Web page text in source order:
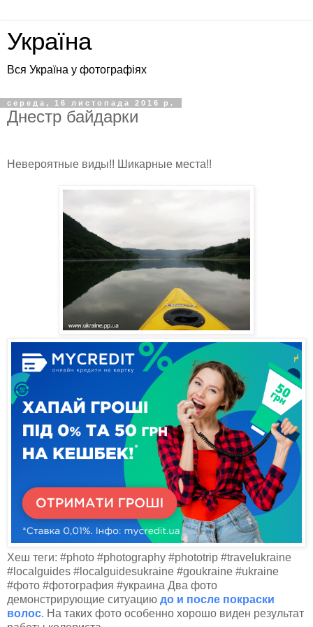
Україна
Вся Україна у фотографіях
середа, 16 листопада 2016 р.
Днестр байдарки
Невероятные виды!! Шикарные места!!
Хеш теги: #photo #photography #phototrip #travelukraine
#localguides #localguidesukraine #goukraine #ukraine
#фото #фотография #украина Два фото
демонстрирующие ситуацию до и после покраски
волос. На таких фото особенно хорошо виден результат